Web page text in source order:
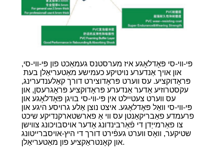
פּי-ווי-סי פּאָדלאָגע איז מערסטנס געמאַכט פון פּי-ווי-סי,
און אויך אַנדערע נויטיקע כעמישע מאַטעריאַלן בעת ​​
פּראָדוקציע. עס ווערט פּראָדוצירט דורך קאַלענדערינג,
עקסטרוזיע אָדער אַנדערע פּראָדוקציע פּראָגרעסן, און
עס ווערט צעטיילט אין פּי-ווי-סי בויגן פּאָדלאָגע און
פּי-ווי-סי וואַל פּאָדלאָגע. איצט נוצן אַלע גרויסע היגע און
פרעמדע פאַבריקאַנטן עס ווי אַ פארשטארקנדיקע שיכט
צו פאַרמייַדן די פֿאַרבינדונג אָדער אויסבויכונג צווישן
שטיקער, וואָס ווערט געפֿירט דורך די היץ-אויסברייטונג
און קאָנטראַקציע פון ​​מאַטעריאַלן.